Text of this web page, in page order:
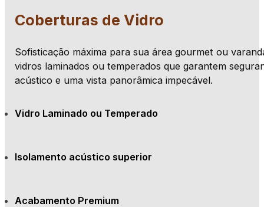
Coberturas de Vidro
Sofisticação máxima para sua área gourmet ou
vidros laminados ou temperados que garantem
acústico e uma vista panorâmica impecável.
Vidro Laminado ou Temperado
Isolamento acústico superior
Acabamento Premium